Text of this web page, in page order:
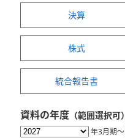
決算
株式
統合報告書
資料の年度 （範囲選択可）
年3月期〜